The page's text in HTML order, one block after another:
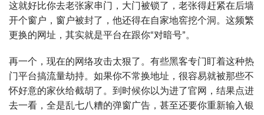
这就好比你去老张家串门，大门被锁了，老张得赶紧在后墙
开个窗户，窗户被封了，他还得在自家地窖挖个洞。这频繁
更换的网址，其实就是平台在跟你“对暗号”。
再一个，现在的网络攻击太狠了。有些黑客专门盯着这种热
门平台搞流量劫持。如果你不常换地址，很容易就被那些不
怀好意的家伙给截胡了。到时候你以为进了官网，结果点进
去一看，全是乱七八糟的弹窗广告，甚至还要你重新输入银